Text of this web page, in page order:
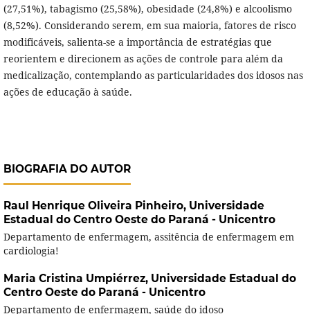
(27,51%), tabagismo (25,58%), obesidade (24,8%) e alcoolismo
(8,52%). Considerando serem, em sua maioria, fatores de risco
modificáveis, salienta-se a importância de estratégias que
reorientem e direcionem as ações de controle para além da
medicalização, contemplando as particularidades dos idosos nas
ações de educação à saúde.
BIOGRAFIA DO AUTOR
Raul Henrique Oliveira Pinheiro, Universidade
Estadual do Centro Oeste do Paraná - Unicentro
Departamento de enfermagem, assitência de enfermagem em
cardiologia!
Maria Cristina Umpiérrez, Universidade Estadual do
Centro Oeste do Paraná - Unicentro
Departamento de enfermagem, saúde do idoso